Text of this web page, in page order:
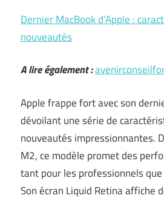
Dernier MacBook d’Apple :
nouveautés
A lire également :
Apple frappe fort avec son
dévoilant une série de
nouveautés impressionnantes.
M2, ce modèle promet des
tant pour les professionnels
Son écran Liquid Retina affiche